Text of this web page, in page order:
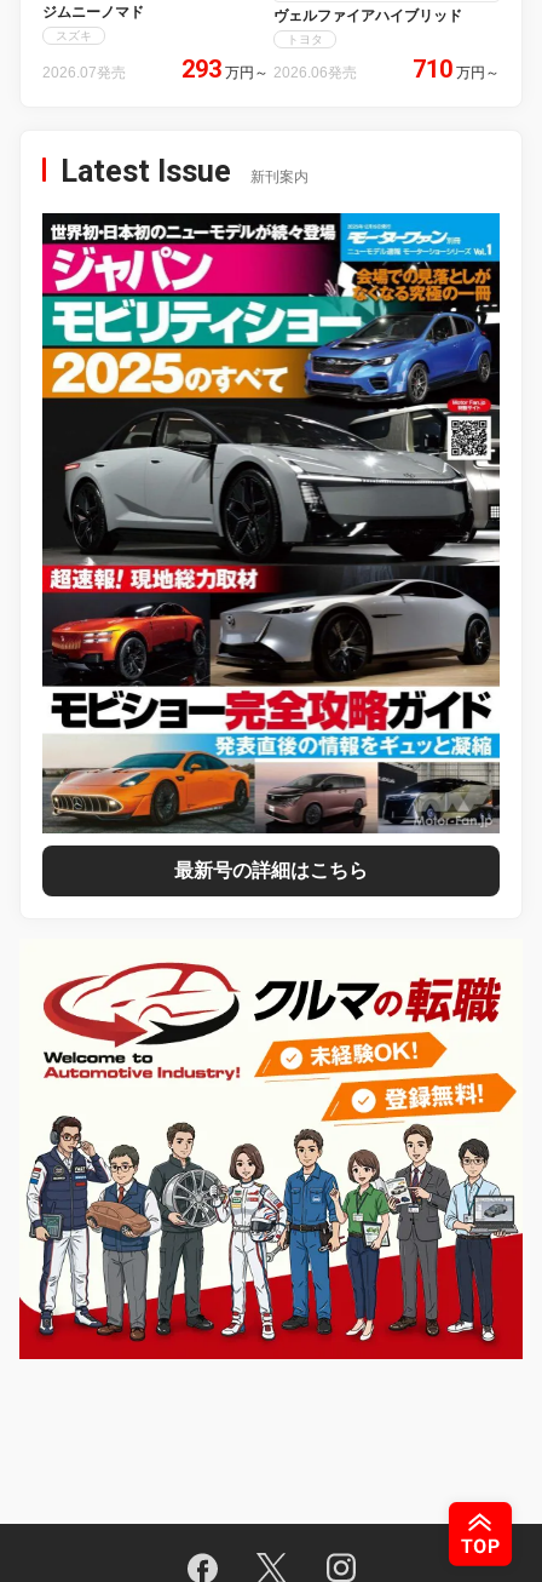
ジムニーノマド
スズキ
2026.07発売 293 万円 ～
ヴェルファイアハイブリッド
トヨタ
2026.06発売 710 万円 ～
Latest Issue 新刊案内
最新号の詳細はこちら